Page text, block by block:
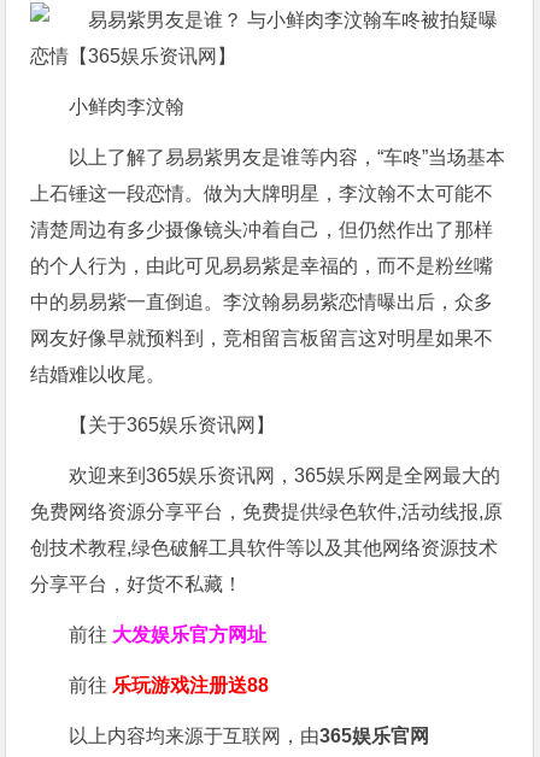
小鲜肉李汶翰
以上了解了易易紫男友是谁等内容，“车咚”当场基本
上石锤这一段恋情。做为大牌明星，李汶翰不太可能不
清楚周边有多少摄像镜头冲着自己，但仍然作出了那样
的个人行为，由此可见易易紫是幸福的，而不是粉丝嘴
中的易易紫一直倒追。李汶翰易易紫恋情曝出后，众多
网友好像早就预料到，竞相留言板留言这对明星如果不
结婚难以收尾。
【关于365娱乐资讯网】
欢迎来到365娱乐资讯网，365娱乐网是全网最大的
免费网络资源分享平台，免费提供绿色软件,活动线报,原
创技术教程,绿色破解工具软件等以及其他网络资源技术
分享平台，好货不私藏！
前往 大发娱乐官方网址
前往 乐玩游戏注册送88
以上内容均来源于互联网，由365娱乐官网